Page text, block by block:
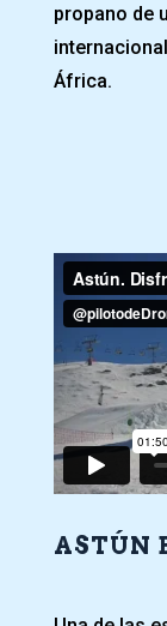
propano de
África.
ASTÚN